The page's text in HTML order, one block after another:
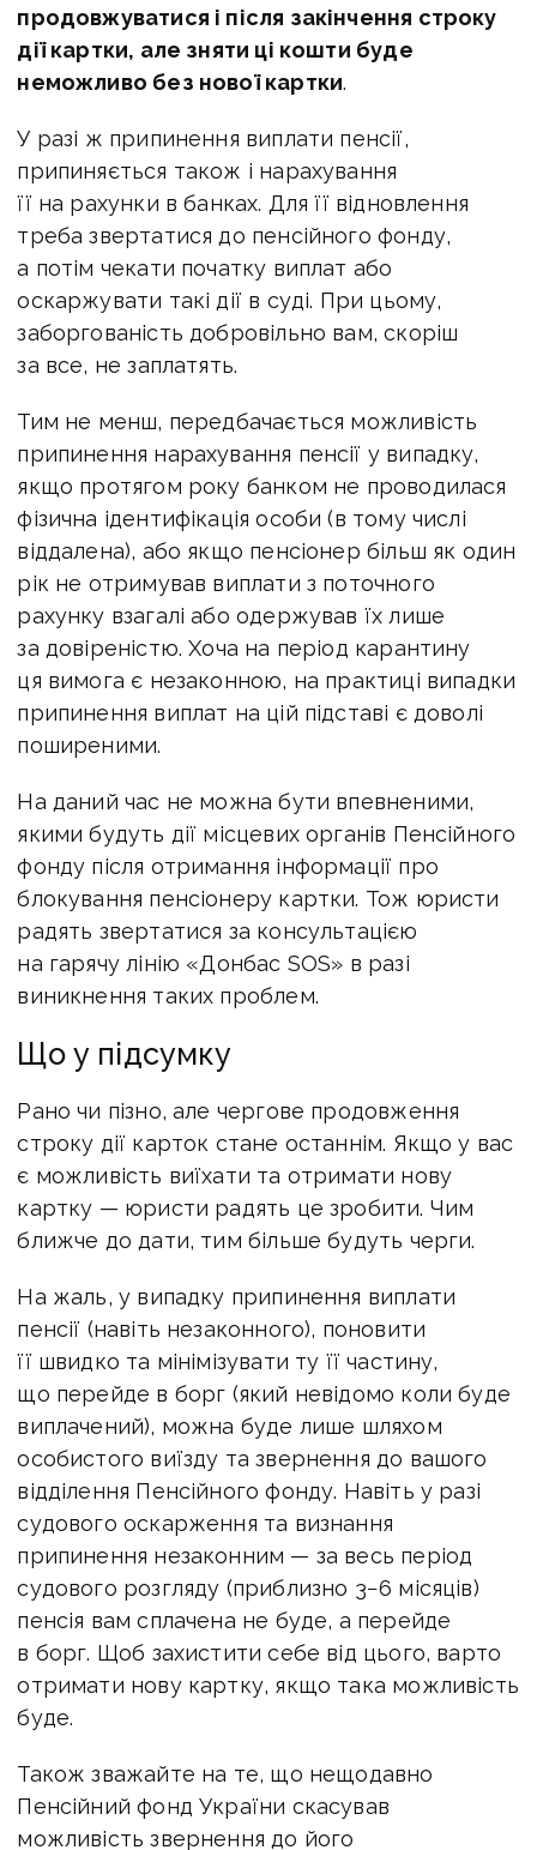
продовжуватися і після закінчення строку
дії картки, але зняти ці кошти буде
неможливо без нової картки.
У разі ж припинення виплати пенсії,
припиняється також і нарахування
її на рахунки в банках. Для її відновлення
треба звертатися до пенсійного фонду,
а потім чекати початку виплат або
оскаржувати такі дії в суді. При цьому,
заборгованість добровільно вам, скоріш
за все, не заплатять.
Тим не менш, передбачається можливість
припинення нарахування пенсії у випадку,
якщо протягом року банком не проводилася
фізична ідентифікація особи (в тому числі
віддалена), або якщо пенсіонер більш як один
рік не отримував виплати з поточного
рахунку взагалі або одержував їх лише
за довіреністю. Хоча на період карантину
ця вимога є незаконною, на практиці випадки
припинення виплат на цій підставі є доволі
поширеними.
На даний час не можна бути впевненими,
якими будуть дії місцевих органів Пенсійного
фонду після отримання інформації про
блокування пенсіонеру картки. Тож юристи
радять звертатися за консультацією
на гарячу лінію «Донбас SOS» в разі
виникнення таких проблем.
Що у підсумку
Рано чи пізно, але чергове продовження
строку дії карток стане останнім. Якщо у вас
є можливість виїхати та отримати нову
картку — юристи радять це зробити. Чим
ближче до дати, тим більше будуть черги.
На жаль, у випадку припинення виплати
пенсії (навіть незаконного), поновити
її швидко та мінімізувати ту її частину,
що перейде в борг (який невідомо коли буде
виплачений), можна буде лише шляхом
особистого виїзду та звернення до вашого
відділення Пенсійного фонду. Навіть у разі
судового оскарження та визнання
припинення незаконним — за весь період
судового розгляду (приблизно 3−6 місяців)
пенсія вам сплачена не буде, а перейде
в борг. Щоб захистити себе від цього, варто
отримати нову картку, якщо така можливість
буде.
Також зважайте на те, що нещодавно
Пенсійний фонд України скасував
можливість звернення до його